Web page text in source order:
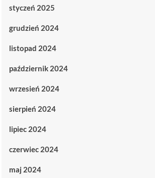
styczeń 2025
grudzień 2024
listopad 2024
październik 2024
wrzesień 2024
sierpień 2024
lipiec 2024
czerwiec 2024
maj 2024